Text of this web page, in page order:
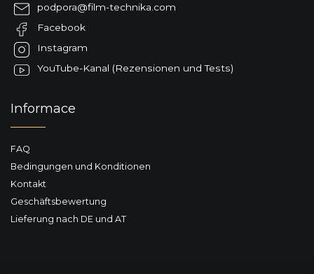
podpora@film-technika.com
Facebook
Instagram
YouTube-Kanal (Rezensionen und Tests)
Informace
FAQ
Bedingungen und Konditionen
Kontakt
Geschäftsbewertung
Lieferung nach DE und AT